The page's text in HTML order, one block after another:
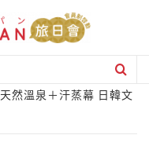
然溫泉＋汗蒸幕 日韓文